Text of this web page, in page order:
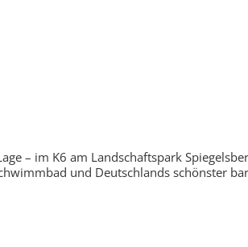
– im K6 am Landschaftspark
und Deutschlands schönster